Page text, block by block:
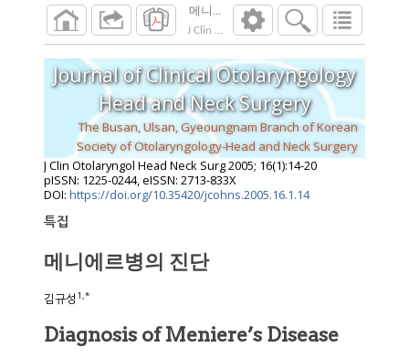
메니에르병의 진단
J Clin Otolaryngol Head Neck Surg
2005
Journal of Clinical Otolaryngology
Head and Neck Surgery
The Busan, Ulsan, Gyeoungnam Branch of Korean
Society of Otolaryngology-Head and Neck Surgery
J Clin Otolaryngol Head Neck Surg2005; 16(1):14-20
pISSN: 1225-0244, eISSN: 2713-833X
DOI: https://doi.org/10.35420/jcohns.2005.16.1.14
특집
메니에르병의 진단
김규성 1,*
Diagnosis of Meniere’s Disease